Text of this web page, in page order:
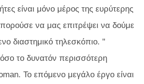
είναι μόνο μέρος της ευρύτερης
να μας επιτρέψει να δούμε
διαστημικό τηλεσκόπιο. "
το δυνατόν περισσότερη
Το επόμενο μεγάλο έργο είναι